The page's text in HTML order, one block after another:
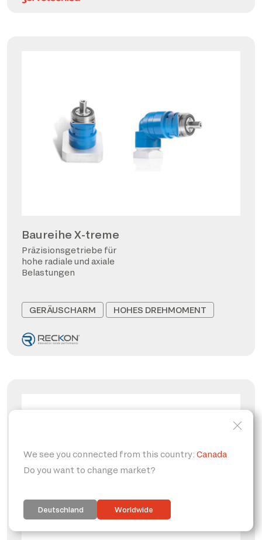
Baureihe X-treme
Präzisionsgetriebe für
hohe radiale und axiale
Belastungen
GERÄUSCHARM HOHES DREHMOMENT